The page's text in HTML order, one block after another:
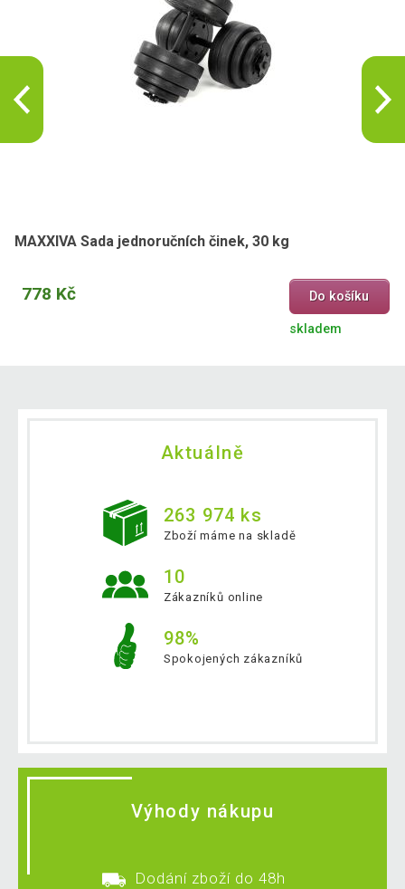
MAXXIVA Sada jednoručních činek, 30 kg
778 Kč Do košíku
skladem
Aktuálně
263 974 ks
Zboží máme na skladě
10
Zákazníků online
98%
Spokojených zákazníků
Výhody nákupu
Dodání zboží do 48h